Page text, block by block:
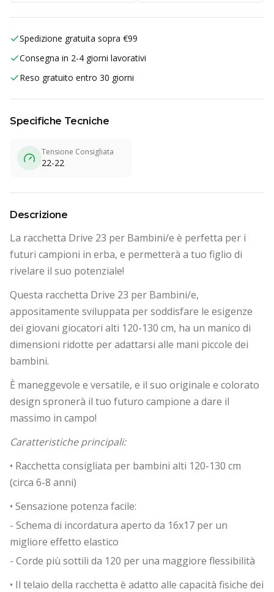
Spedizione gratuita sopra €99
Consegna in 2-4 giorni lavorativi
Reso gratuito entro 30 giorni
Specifiche Tecniche
Tensione Consigliata
22-22
Descrizione
La racchetta Drive 23 per Bambini/e è perfetta per i
futuri campioni in erba, e permetterà a tuo figlio di
rivelare il suo potenziale!
Questa racchetta Drive 23 per Bambini/e,
appositamente sviluppata per soddisfare le esigenze
dei giovani giocatori alti 120-130 cm, ha un manico di
dimensioni ridotte per adattarsi alle mani piccole dei
bambini.
È maneggevole e versatile, e il suo originale e colorato
design spronerà il tuo futuro campione a dare il
massimo in campo!
Caratteristiche principali:
• Racchetta consigliata per bambini alti 120-130 cm
(circa 6-8 anni)
• Sensazione potenza facile:
- Schema di incordatura aperto da 16x17 per un
migliore effetto elastico
- Corde più sottili da 120 per una maggiore flessibilità
• Il telaio della racchetta è adatto alle capacità fisiche dei